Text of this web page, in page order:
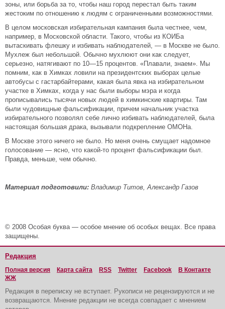
зоны, или борьба за то, чтобы наш город перестал быть таким
жестоким по отношению к людям с ограниченными возможностями.
В целом московская избирательная кампания была честнее, чем,
например, в Московской области. Такого, чтобы из КОИБа
вытаскивать флешку и избивать наблюдателей, — в Москве не было.
Мухлеж был небольшой. Обычно мухлюют они как следует,
серьезно, натягивают по 10—15 процентов. «Плавали, знаем». Мы
помним, как в Химках ловили на президентских выборах целые
автобусы с гастарбайтерами, какая была явка на избирательном
участке в Химках, когда у нас были выборы мэра и когда
прописывались тысячи новых людей в химкинские квартиры. Там
были чудовищные фальсификации, причем начальник участка
избирательного позволял себе лично избивать наблюдателей, была
настоящая большая драка, вызывали подкрепление ОМОНа.
В Москве этого ничего не было. Но меня очень смущает надомное
голосование — ясно, что какой-то процент фальсификации был.
Правда, меньше, чем обычно.
Материал подготовили: Владимир Титов, Александр Газов
© 2008 Особая буква — особое мнение об особых вещах. Все права
защищены.
Редакция
Полная версия Карта сайта RSS Twitter Facebook
В Контакте
ЖЖ
Редакция в переписку не вступает. Рукописи не рецензируются и не
возвращаются. Мнение редакции не всегда совпадает с мнением